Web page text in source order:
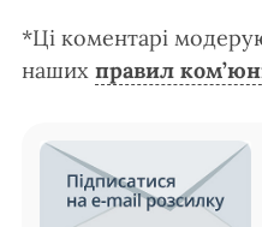
*Ці коментарі
наших правил